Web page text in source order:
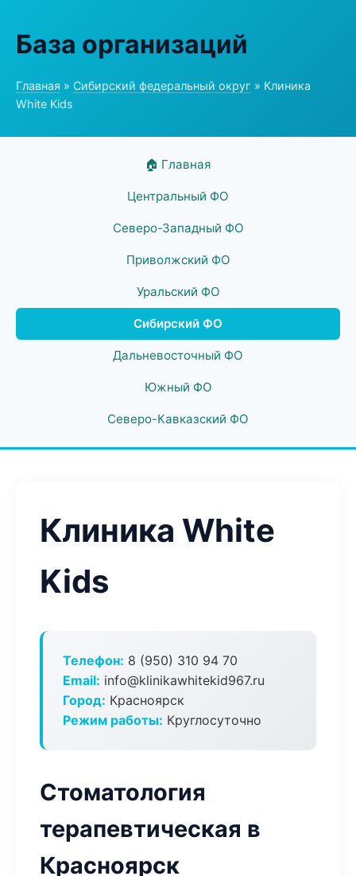
База организаций
Главная » Сибирский федеральный округ » Клиника
White Kids
🏠 Главная
Центральный ФО
Северо-Западный ФО
Приволжский ФО
Уральский ФО
Сибирский ФО
Дальневосточный ФО
Южный ФО
Северо-Кавказский ФО
Клиника White
Kids
Телефон: 8 (950) 310 94 70
Email: info@klinikawhitekid967.ru
Город: Красноярск
Режим работы: Круглосуточно
Стоматология
терапевтическая в
Красноярск